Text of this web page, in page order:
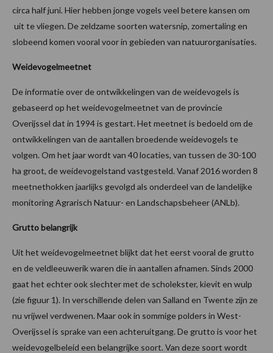
circa half juni. Hier hebben jonge vogels veel betere kansen om
uit te vliegen. De zeldzame soorten watersnip, zomertaling en
slobeend komen vooral voor in gebieden van natuurorganisaties.
Weidevogelmeetnet
De informatie over de ontwikkelingen van de weidevogels is
gebaseerd op het weidevogelmeetnet van de provincie
Overijssel dat in 1994 is gestart. Het meetnet is bedoeld om de
ontwikkelingen van de aantallen broedende weidevogels te
volgen. Om het jaar wordt van 40 locaties, van tussen de 30-100
ha groot, de weidevogelstand vastgesteld. Vanaf 2016 worden 8
meetnethokken jaarlijks gevolgd als onderdeel van de landelijke
monitoring Agrarisch Natuur- en Landschapsbeheer (ANLb).
Grutto belangrijk
Uit het weidevogelmeetnet blijkt dat het eerst vooral de grutto
en de veldleeuwerik waren die in aantallen afnamen. Sinds 2000
gaat het echter ook slechter met de scholekster, kievit en wulp
(zie figuur 1). In verschillende delen van Salland en Twente zijn ze
nu vrijwel verdwenen. Maar ook in sommige polders in West-
Overijssel is sprake van een achteruitgang. De grutto is voor het
weidevogelbeleid een belangrijke soort. Van deze soort wordt